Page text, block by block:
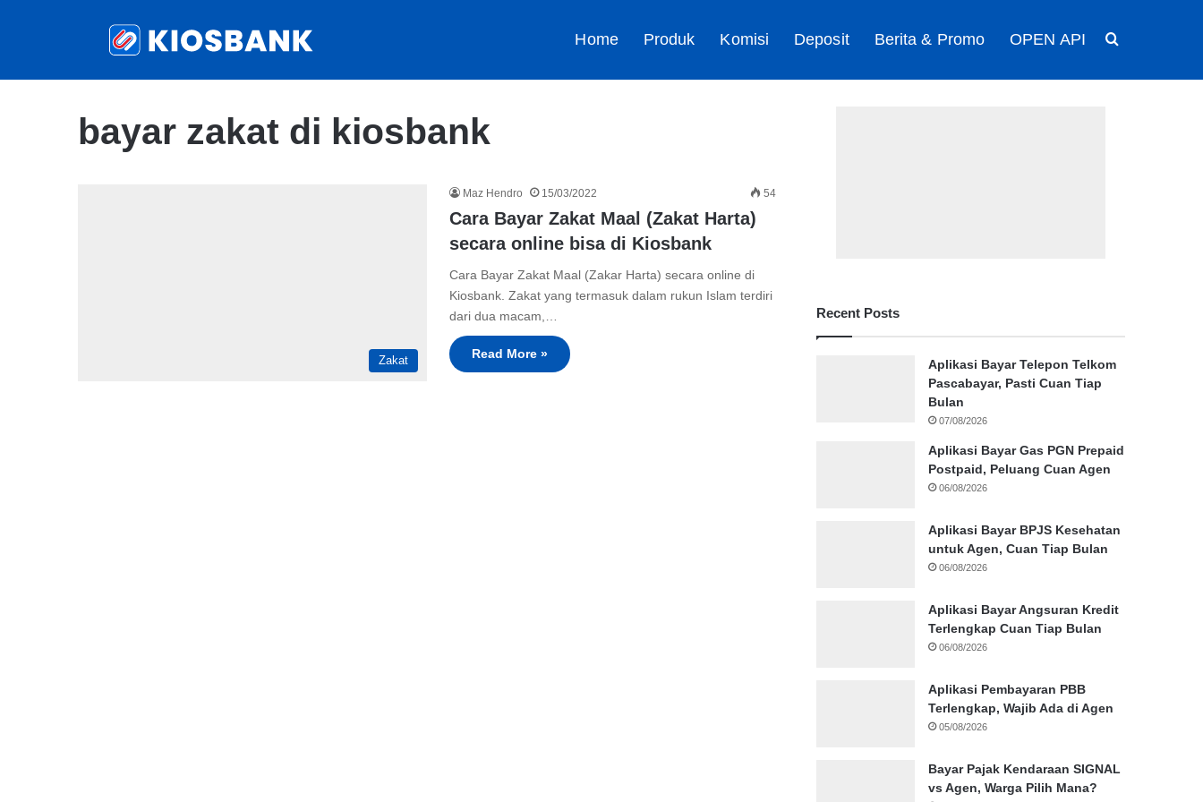
Home Produk Komisi Deposit Berita & Promo OPEN API
bayar zakat di kiosbank
Zakat
Maz Hendro 15/03/2022 54
Cara Bayar Zakat Maal (Zakat Harta)
secara online bisa di Kiosbank
Cara Bayar Zakat Maal (Zakar Harta) secara online di
Kiosbank. Zakat yang termasuk dalam rukun Islam terdiri
dari dua macam,…
Read More »
Recent Posts
Aplikasi Bayar Telepon Telkom
Pascabayar, Pasti Cuan Tiap
Bulan
07/08/2026
Aplikasi Bayar Gas PGN Prepaid
Postpaid, Peluang Cuan Agen
06/08/2026
Aplikasi Bayar BPJS Kesehatan
untuk Agen, Cuan Tiap Bulan
06/08/2026
Aplikasi Bayar Angsuran Kredit
Terlengkap Cuan Tiap Bulan
06/08/2026
Aplikasi Pembayaran PBB
Terlengkap, Wajib Ada di Agen
05/08/2026
Bayar Pajak Kendaraan SIGNAL
vs Agen, Warga Pilih Mana?